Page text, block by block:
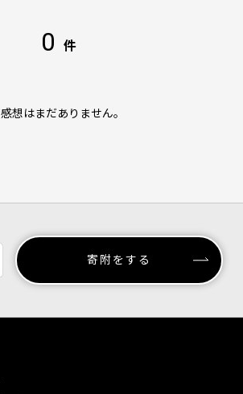
0 件
感想はまだありません。
寄附をする